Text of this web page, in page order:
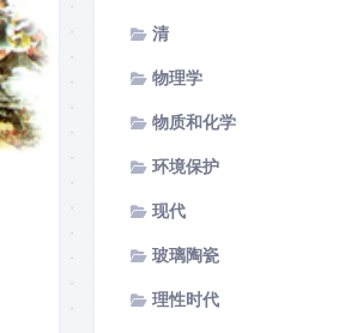
清
物理学
物质和化学
环境保护
现代
玻璃陶瓷
理性时代